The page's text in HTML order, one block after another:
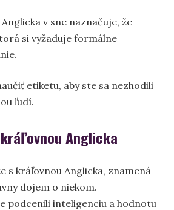
v sne naznačuje, že
si vyžaduje formálne
etiketu, aby ste sa nezhodili
ľudí.
Anglicka
s kráľovnou Anglicka, znamená
dojem o niekom.
podcenili inteligenciu a hodnotu